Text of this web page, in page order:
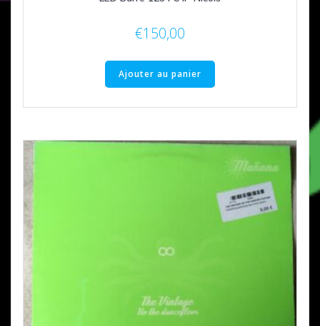
€150,00
Ajouter au panier